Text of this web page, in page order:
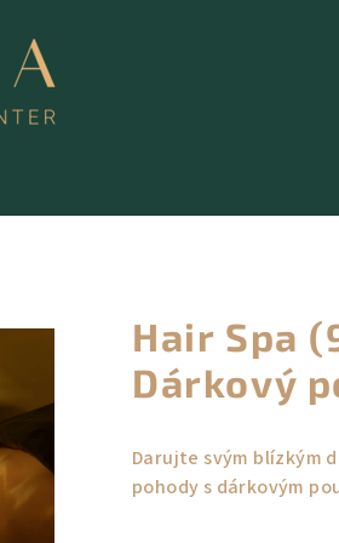
Hair Spa
Dárkový
Darujte svým blízkým
pohody s dárkovým